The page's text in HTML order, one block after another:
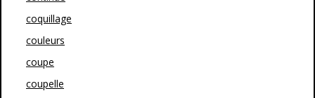
coquillage
couleurs
coupe
coupelle